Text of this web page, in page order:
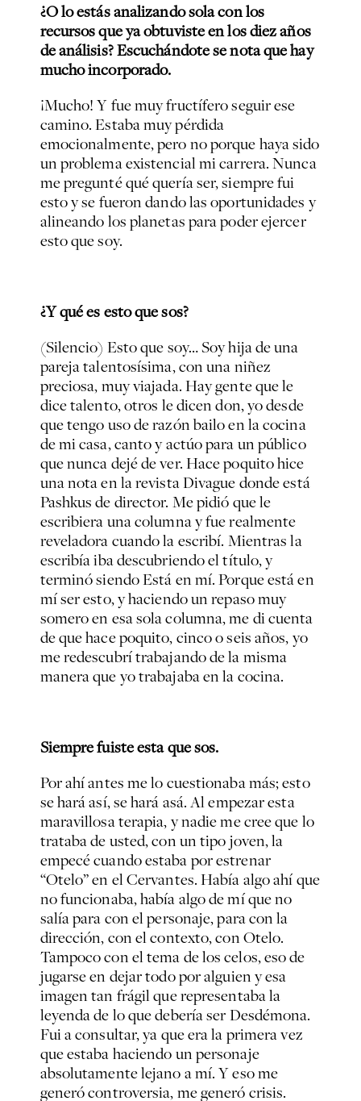
¿O lo estás analizando sola con los
recursos que ya obtuviste en los diez años
de análisis? Escuchándote se nota que hay
mucho incorporado.
¡Mucho! Y fue muy fructífero seguir ese
camino. Estaba muy pérdida
emocionalmente, pero no porque haya sido
un problema existencial mi carrera. Nunca
me pregunté qué quería ser, siempre fui
esto y se fueron dando las oportunidades y
alineando los planetas para poder ejercer
esto que soy.
¿Y qué es esto que sos?
(Silencio) Esto que soy… Soy hija de una
pareja talentosísima, con una niñez
preciosa, muy viajada. Hay gente que le
dice talento, otros le dicen don, yo desde
que tengo uso de razón bailo en la cocina
de mi casa, canto y actúo para un público
que nunca dejé de ver. Hace poquito hice
una nota en la revistaDivaguedonde está
Pashkus de director. Me pidió que le
escribiera una columna y fue realmente
reveladora cuando la escribí. Mientras la
escribía iba descubriendo el título, y
terminó siendoEstá en mí.Porque está en
mí ser esto, y haciendo un repaso muy
somero en esa sola columna, me di cuenta
de que hace poquito, cinco o seis años, yo
me redescubrí trabajando de la misma
manera que yo trabajaba en la cocina.
Siempre fuiste esta que sos.
Por ahí antes me lo cuestionaba más; esto
se hará así, se hará asá. Al empezar esta
maravillosa terapia, y nadie me cree que lo
trataba de usted, con un tipo joven, la
empecé cuando estaba por estrenar
“Otelo” en el Cervantes. Había algo ahí que
no funcionaba, había algo de mí que no
salía para con el personaje, para con la
dirección, con el contexto, con Otelo.
Tampoco con el tema de los celos, eso de
jugarse en dejar todo por alguien y esa
imagen tan frágil que representaba la
leyenda de lo que debería ser Desdémona.
Fui a consultar, ya que era la primera vez
que estaba haciendo un personaje
absolutamente lejano a mí. Y eso me
generó controversia, me generó crisis.